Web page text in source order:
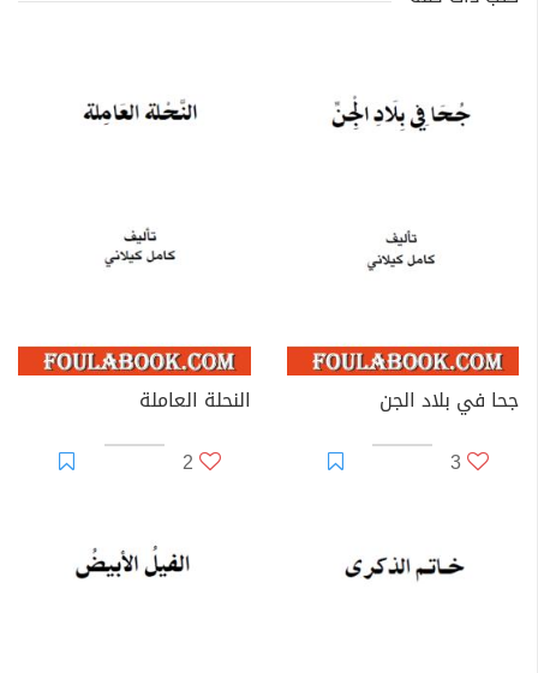
جحا في بلاد الجن
3
النحلة العاملة
2